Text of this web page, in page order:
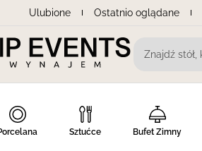
Ulubione Ostatnio oglądane
Sztućce Bufet Zimny